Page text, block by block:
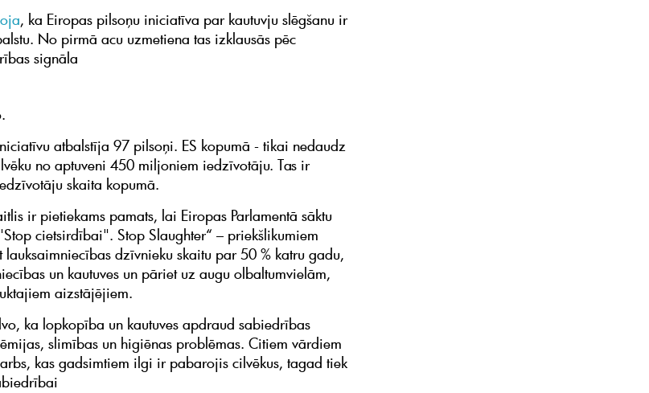
, ka Eiropas pilsoņu iniciatīva par kautuvju slēgšanu ir
No pirmā acu uzmetiena tas izklausās pēc
signāla
atbalstīja 97 pilsoņi. ES kopumā - tikai nedaudz
no aptuveni 450 miljoniem iedzīvotāju. Tas ir
skaita kopumā.
ir pietiekams pamats, lai Eiropas Parlamentā sāktu
cietsirdībai". Stop Slaughter“ – priekšlikumiem
dzīvnieku skaitu par 50 % katru gadu,
un kautuves un pāriet uz augu olbaltumvielām,
aizstājējiem.
ka lopkopība un kautuves apdraud sabiedrības
slimības un higiēnas problēmas. Citiem vārdiem
kas gadsimtiem ilgi ir pabarojis cilvēkus, tagad tiek